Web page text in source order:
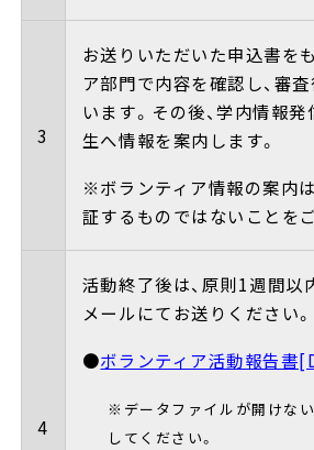
3
お送りいただいた申込書を
ア部門で内容を確認し、審
います。その後、学内情報
生へ情報を案内します。
※ボランティア情報の案内
証するものではないことを
4
活動終了後は、原則1週間以
メールにてお送りください。
●ボランティア活動報告書
※データファイルが開けな
してください。